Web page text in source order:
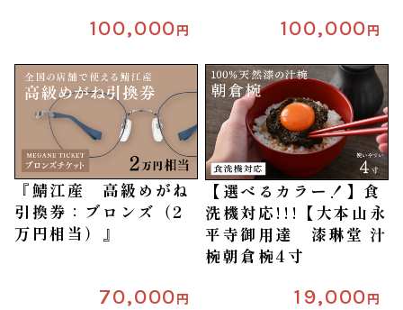
100,000円 100,000円
『鯖江産 高級めがね
引換券：ブロンズ（2
万円相当）』
70,000円
【選べるカラー！】食
洗機対応!!!【大本山永
平寺御用達 漆琳堂 汁
椀朝倉椀4寸
19,000円